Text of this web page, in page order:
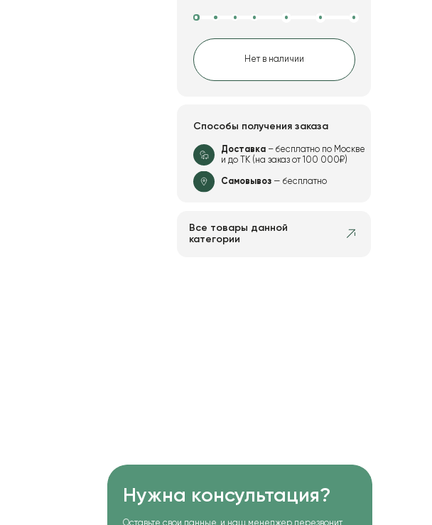
Нет в наличии
Способы получения заказа
Доставка– бесплатно по Москве
и до ТК (на заказ от 100 000₽)
Самовывоз— бесплатно
Все товары данной
категории
Нужна консультация?
Оставьте свои данные, и наш менеджер перезвонит